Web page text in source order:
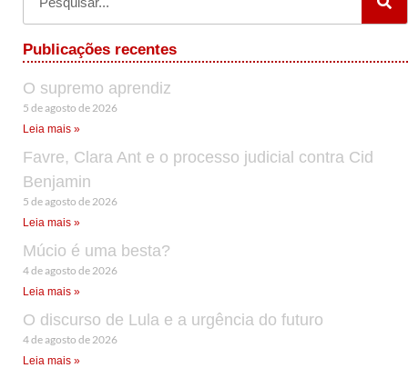
Publicações recentes
O supremo aprendiz
5 de agosto de 2026
Leia mais »
Favre, Clara Ant e o processo judicial contra Cid
Benjamin
5 de agosto de 2026
Leia mais »
Múcio é uma besta?
4 de agosto de 2026
Leia mais »
O discurso de Lula e a urgência do futuro
4 de agosto de 2026
Leia mais »